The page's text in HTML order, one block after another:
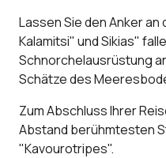
Lassen Sie den Anker
Kalamitsi" und Sikias"
Schnorchelausrüstung
Schätze des
Zum Abschluss Ihrer
Abstand berühmtesten
"Kavourotripes".